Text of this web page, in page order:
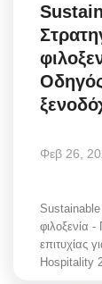
Φεβ 26,
Sustainable
φιλοξενία
επιτυχίας
Hospitality